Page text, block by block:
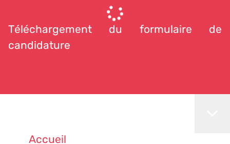
Téléchargement du formulaire de
candidature
Accueil